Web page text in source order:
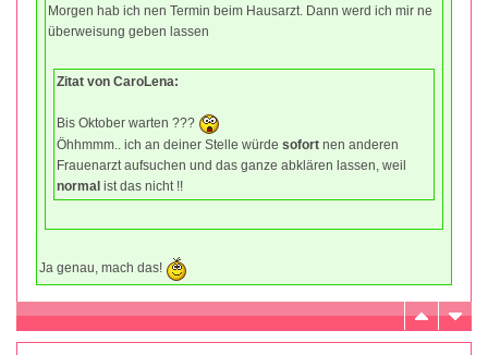
Morgen hab ich nen Termin beim Hausarzt. Dann werd ich mir ne
überweisung geben lassen
Zitat von CaroLena:
Bis Oktober warten ???
Öhhmmm.. ich an deiner Stelle würde sofort nen anderen
Frauenarzt aufsuchen und das ganze abklären lassen, weil
normal ist das nicht !!
Ja genau, mach das!